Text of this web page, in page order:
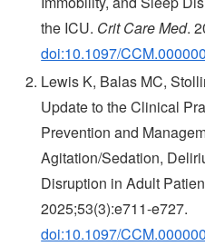
the ICU. Crit Care Med.
doi:10.1097/
Lewis K, Balas MC,
Update to the Clinical
Prevention and
Agitation/Sedation,
Disruption in Adult
2025;53(3):e711-e727.
doi:10.1097/